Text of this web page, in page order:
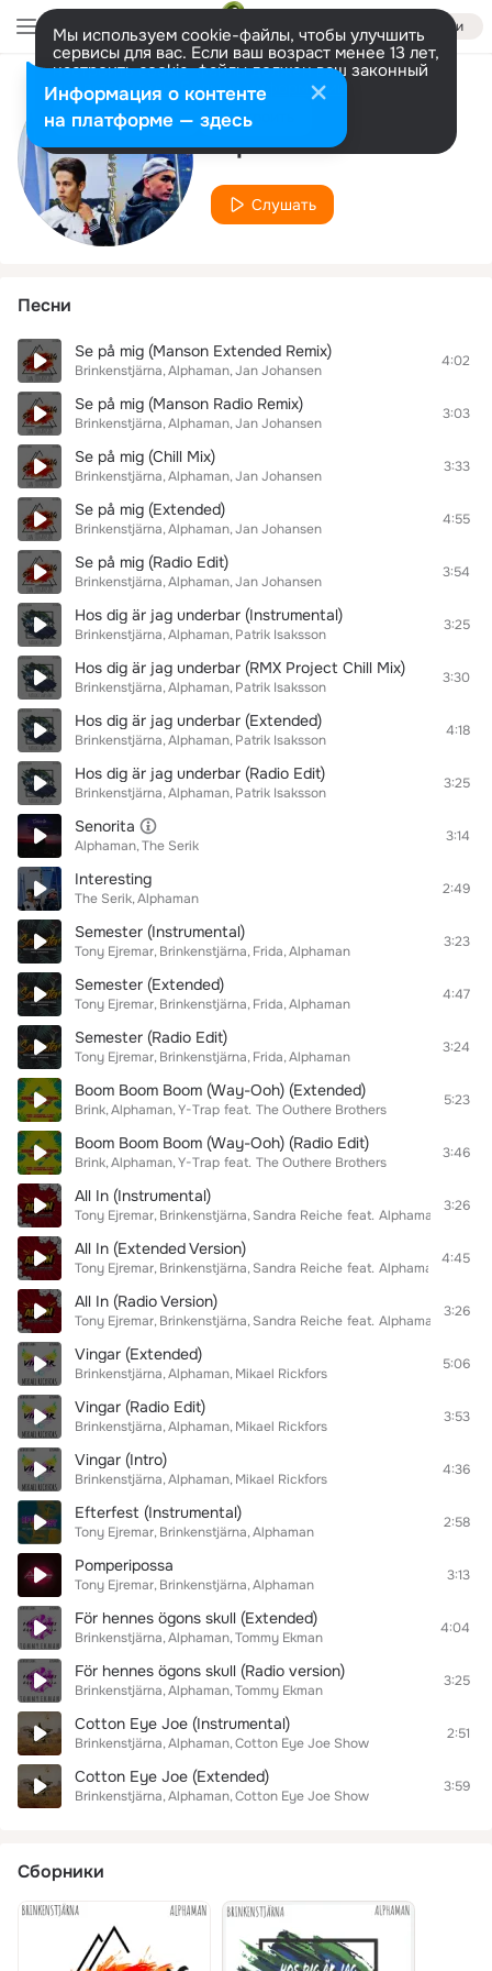
Войти
Мы используем cookie-файлы, чтобы улучшить
сервисы для вас. Если ваш возраст менее 13 лет,
настроить cookie-файлы должен ваш законный
представитель. Больше информации
Разрешить все Настроить
Исполнитель
Alphaman
Слушать
Песни
Se på mig (Manson Extended Remix)
Brinkenstjärna Alphaman Jan Johansen
4:02
Se på mig (Manson Radio Remix)
Brinkenstjärna Alphaman Jan Johansen
3:03
Se på mig (Chill Mix)
Brinkenstjärna Alphaman Jan Johansen
3:33
Se på mig (Extended)
Brinkenstjärna Alphaman Jan Johansen
4:55
Se på mig (Radio Edit)
Brinkenstjärna Alphaman Jan Johansen
3:54
Hos dig är jag underbar (Instrumental)
Brinkenstjärna Alphaman Patrik Isaksson
3:25
Hos dig är jag underbar (RMX Project Chill Mix)
Brinkenstjärna Alphaman Patrik Isaksson
3:30
Hos dig är jag underbar (Extended)
Brinkenstjärna Alphaman Patrik Isaksson
4:18
Hos dig är jag underbar (Radio Edit)
Brinkenstjärna Alphaman Patrik Isaksson
3:25
Senorita
Alphaman The Serik
3:14
Interesting
The Serik Alphaman
2:49
Semester (Instrumental)
Tony Ejremar Brinkenstjärna Frida Alphaman
3:23
Semester (Extended)
Tony Ejremar Brinkenstjärna Frida Alphaman
4:47
Semester (Radio Edit)
Tony Ejremar Brinkenstjärna Frida Alphaman
3:24
Boom Boom Boom (Way-Ooh) (Extended)
Brink Alphaman Y-Trap feat. The Outhere Brothers
5:23
Boom Boom Boom (Way-Ooh) (Radio Edit)
Brink Alphaman Y-Trap feat. The Outhere Brothers
3:46
All In (Instrumental)
Tony Ejremar Brinkenstjärna Sandra Reiche feat. Alphaman
3:26
All In (Extended Version)
Tony Ejremar Brinkenstjärna Sandra Reiche feat. Alphaman
4:45
All In (Radio Version)
Tony Ejremar Brinkenstjärna Sandra Reiche feat. Alphaman
3:26
Vingar (Extended)
Brinkenstjärna Alphaman Mikael Rickfors
5:06
Vingar (Radio Edit)
Brinkenstjärna Alphaman Mikael Rickfors
3:53
Vingar (Intro)
Brinkenstjärna Alphaman Mikael Rickfors
4:36
Efterfest (Instrumental)
Tony Ejremar Brinkenstjärna Alphaman
2:58
Pomperipossa
Tony Ejremar Brinkenstjärna Alphaman
3:13
För hennes ögons skull (Extended)
Brinkenstjärna Alphaman Tommy Ekman
4:04
För hennes ögons skull (Radio version)
Brinkenstjärna Alphaman Tommy Ekman
3:25
Cotton Eye Joe (Instrumental)
Brinkenstjärna Alphaman Cotton Eye Joe Show
2:51
Cotton Eye Joe (Extended)
Brinkenstjärna Alphaman Cotton Eye Joe Show
3:59
Сборники
Информация о контенте
на платформе — здесь